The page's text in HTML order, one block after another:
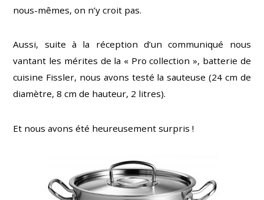
nous-mêmes, on n’ycroit pas.
Aussi, suite à la réception d’un communiqué nous
vantant les mérites de la « Pro collection », batterie de
cuisine Fissler, nous avons testé la sauteuse (24 cm de
diamètre, 8 cm de hauteur, 2 litres).
Et nous avons été heureusement surpris !